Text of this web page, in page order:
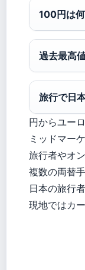
100円は
過去最高
旅行で日
円からユー
ミッドマー
旅行者やオ
複数の両替
日本の旅行
現地ではカ